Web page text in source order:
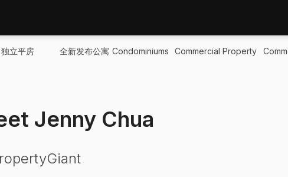
独立平房 全新发布公寓 Condominiums Commercial Property
Jenny Chua